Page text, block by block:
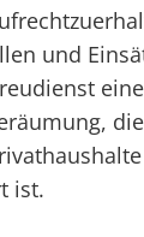
und
ist.